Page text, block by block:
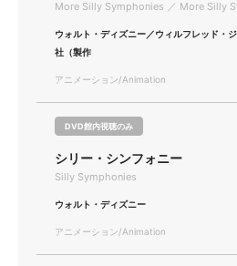
More Silly Symphonies ／ More Silly
ウォルト・ディズニー／ウィルフレッド・
社（製作
アニメーション/Animation
DVD館内視聴のみ
シリー・シンフォニー
Silly Symphonies
ウォルト・ディズニー
アニメーション/Animation